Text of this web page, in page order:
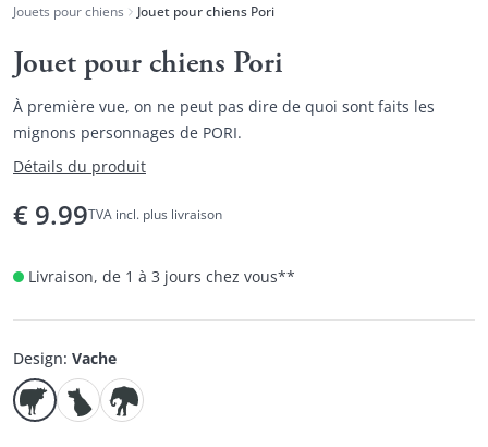
Jouets pour chiens Jouet pour chiens Pori
Jouet pour chiens Pori
À première vue, on ne peut pas dire de quoi sont faits les
mignons personnages de PORI.
Détails du produit
€ 9.99TVA incl. plus livraison
Livraison, de 1 à 3 jours chez vous**
Design: Vache